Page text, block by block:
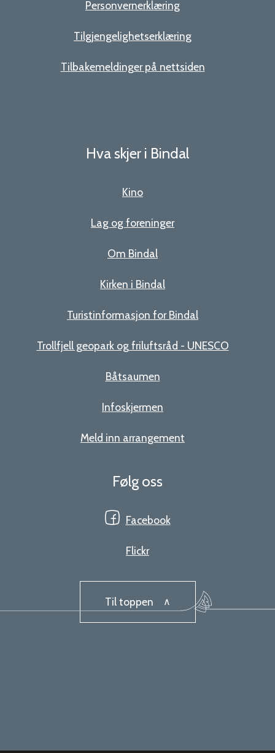
Personvernerklæring
Tilgjengelighetserklæring
Tilbakemeldinger på nettsiden
Hva skjer i Bindal
Kino
Lag og foreninger
Om Bindal
Kirken i Bindal
Turistinformasjon for Bindal
Trollfjell geopark og friluftsråd - UNESCO
Båtsaumen
Infoskjermen
Meld inn arrangement
Følg oss
Facebook
Flickr
Til toppen